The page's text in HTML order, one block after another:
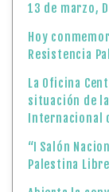
13 de marzo,
Hoy
Resistencia
La Oficina
situación de
Internacional
“I Salón
Palestina